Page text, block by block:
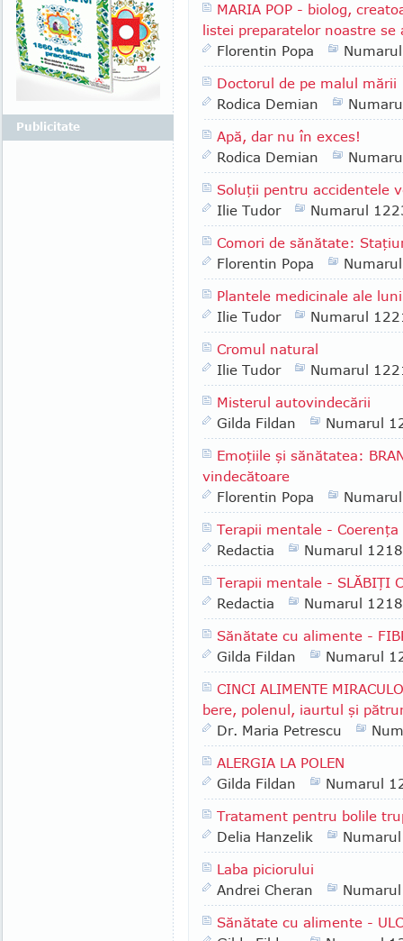
MARIA POP - biolog,
listei preparatelor noastre
Florentin Popa
Doctorul de pe malul mării
Rodica Demian
Apă, dar nu în exces!
Rodica Demian
Soluţii pentru accidentele
Ilie Tudor
Numarul
Comori de sănătate:
Florentin Popa
Plantele medicinale ale
Ilie Tudor
Numarul
Cromul natural
Ilie Tudor
Numarul
Misterul autovindecării
Gilda Fildan
Numarul
Emoţiile şi sănătatea:
vindecătoare
Florentin Popa
Terapii mentale - Coerenţa
Redactia
Numarul 1218
Terapii mentale - SLĂBIŢI
Redactia
Numarul 1218
Sănătate cu alimente -
Gilda Fildan
Numarul
CINCI ALIMENTE
bere, polenul, iaurtul şi
Dr. Maria Petrescu
ALERGIA LA POLEN
Gilda Fildan
Numarul
Tratament pentru bolile
Delia Hanzelik
Laba piciorului
Andrei Cheran
Sănătate cu alimente -
Publicitate